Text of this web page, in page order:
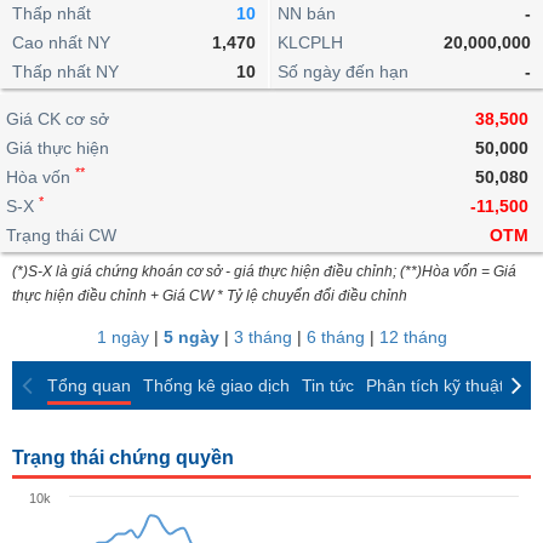
lỗ
dịch
nội
Niên
giám
Tài
liệu
cổ
Định
giá
ngoài
doanh
Top
cổ
phiếu
ngành
giao
dịch
dịch
Chứng
quyền
quan
Thống
giao
dịch
Thống
giao
dịch
Tin
tức
Phân
tích
kỹ
thuật
trực
tuyến
Bộ
lọc
cổ
So
sánh
Báo
cáo
Vĩ
mô
lai
Chứng
quyền
Trái
phiếu
IR
Awards
tạo
Dịch
vụ
Thấp nhất
10
Cao nhất NY
1,470
Thấp nhất NY
10
NN bán
-
KLCPLH
20,000,000
Số ngày đến hạn
-
Giá CK cơ sở
38,500
Giá thực hiện
50,000
Hòa vốn **
50,080
S-X *
-11,500
Trạng thái CW
OTM
(*)S-X là giá chứng khoán cơ sở - giá thực hiện điều chỉnh; (**)Hòa vốn = Giá
thực hiện điều chỉnh + Giá CW * Tỷ lệ chuyển đổi điều chỉnh
1 ngày| 5 ngày| 3 tháng | 6 tháng | 12 tháng
Tổng quan Thống kê giao dịch Tin tức Phân tích kỹ thuật
Trạng thái chứng quyền
10k
BẤT
ĐỘNG
SẢN
TÀI
CHÍNH
HÀNG
KINH